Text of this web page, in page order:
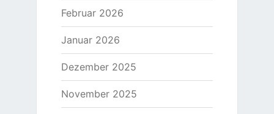
Februar 2026
Januar 2026
Dezember 2025
November 2025